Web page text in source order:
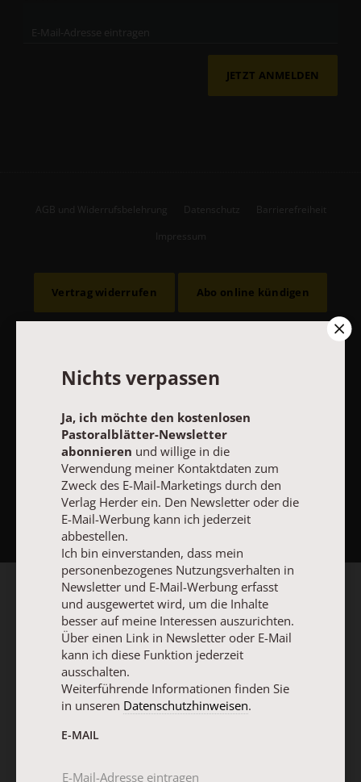
JETZT ANMELDEN
AGB und Widerrufsbelehrung Datenschutz Barrierefreiheit
Impressum
Vertrag widerrufen Abo online kündigen
NACH OBEN
Nichts verpassen
Ja, ich möchte den kostenlosen
Pastoralblätter-Newsletter
abonnieren und willige in die
Verwendung meiner Kontaktdaten zum
Zweck des E-Mail-Marketings durch den
Verlag Herder ein. Den Newsletter oder die
E-Mail-Werbung kann ich jederzeit
abbestellen.
Ich bin einverstanden, dass mein
personenbezogenes Nutzungsverhalten in
Newsletter und E-Mail-Werbung erfasst
und ausgewertet wird, um die Inhalte
besser auf meine Interessen auszurichten.
Über einen Link in Newsletter oder E-Mail
kann ich diese Funktion jederzeit
ausschalten.
Weiterführende Informationen finden Sie
in unseren Datenschutzhinweisen.
E-MAIL